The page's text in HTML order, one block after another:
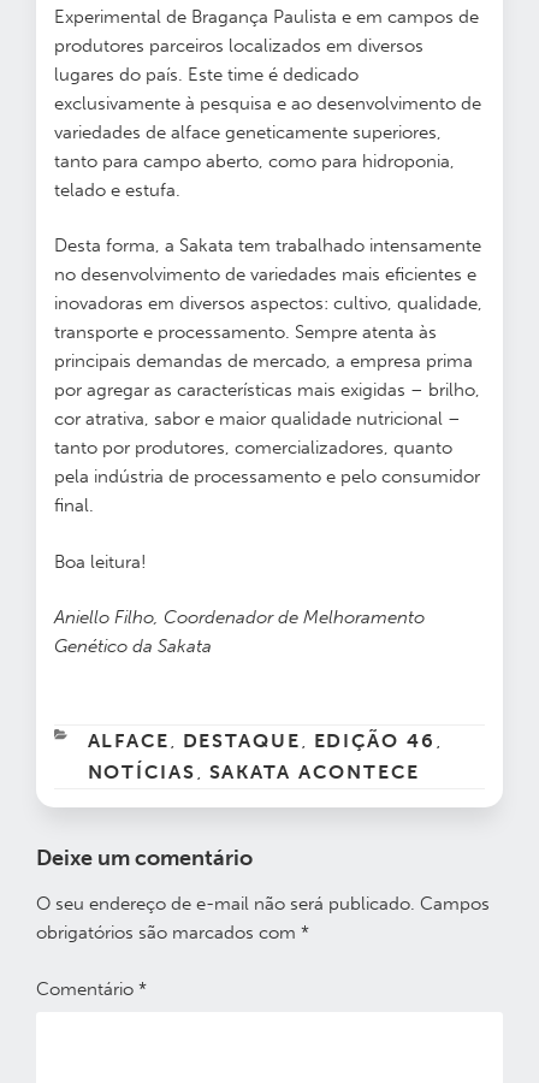
Experimental de Bragança Paulista e em campos de
produtores parceiros localizados em diversos
lugares do país. Este time é dedicado
exclusivamente à pesquisa e ao desenvolvimento de
variedades de alface geneticamente superiores,
tanto para campo aberto, como para hidroponia,
telado e estufa.
Desta forma, a Sakata tem trabalhado intensamente
no desenvolvimento de variedades mais eficientes e
inovadoras em diversos aspectos: cultivo, qualidade,
transporte e processamento. Sempre atenta às
principais demandas de mercado, a empresa prima
por agregar as características mais exigidas – brilho,
cor atrativa, sabor e maior qualidade nutricional –
tanto por produtores, comercializadores, quanto
pela indústria de processamento e pelo consumidor
final.
Boa leitura!
Aniello Filho, Coordenador de Melhoramento
Genético da Sakata
CATEGORIAS
ALFACE , DESTAQUE , EDIÇÃO 46 ,
NOTÍCIAS , SAKATA ACONTECE
Deixe um comentário
O seu endereço de e-mail não será publicado. Campos
obrigatórios são marcados com *
Comentário *